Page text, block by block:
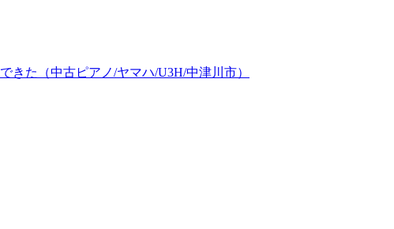
きた（中古ピアノ/ヤマハ/U3H/中津川市）